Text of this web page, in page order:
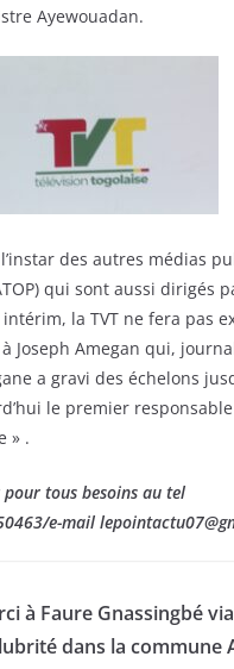
Ayewouadan.
l’instar des autres médias
qui sont aussi dirigés
la TVT ne fera pas
Joseph Amegan qui,
a gravi des échelons
le premier
» .
tous besoins au tel
e-mail
à Faure Gnassingbé
dans la commune